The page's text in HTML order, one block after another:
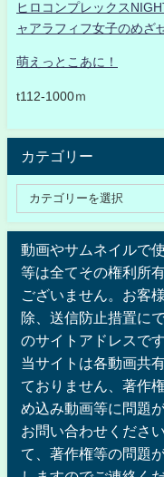
ヒロコンプレックス
ャアラフィフ女子のめざ
萌えっとこあに！
t112-1000ｍ
カテゴリー
動画やサムネイルで
等は全てその権利所
ございません。お客
除、送信防止措置に
のサイトアドレスで
当サイトは各動画共
ておりません、著作
め込み動画等に問題
お問い合わせくださ
て、著作権等の問題